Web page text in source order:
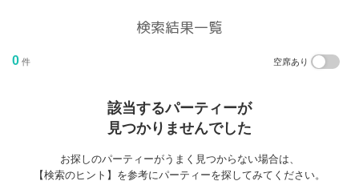
検索結果一覧
0 件 空席あり
該当するパーティーが
見つかりませんでした
お探しのパーティーがうまく見つからない場合は、
【検索のヒント】を参考にパーティーを探してみてください。